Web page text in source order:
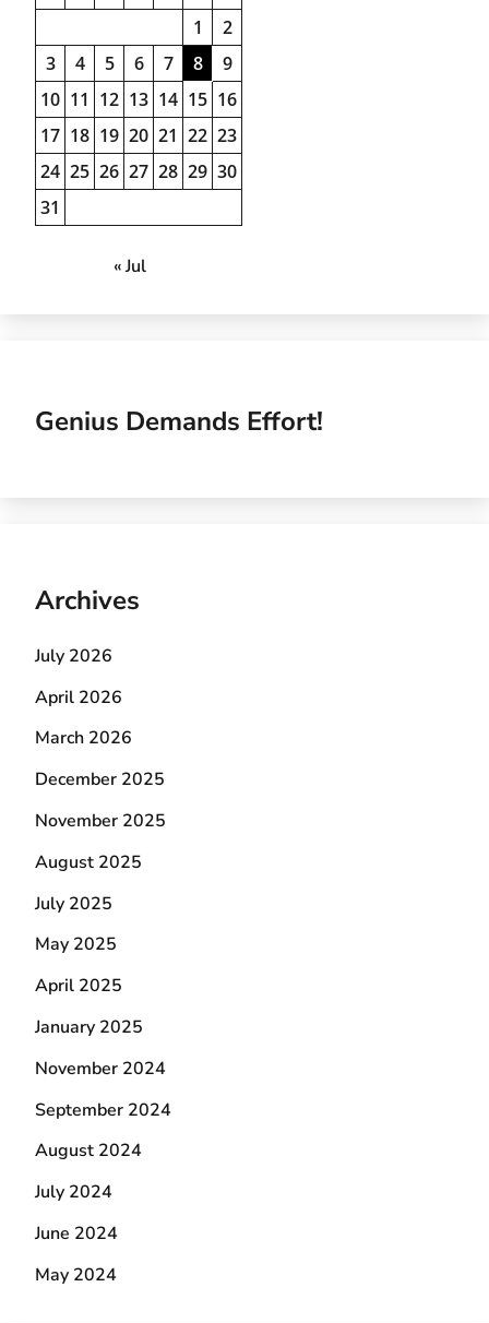
1
2
3
4 5 6 7 8
9
10 11 12 13 14 15 16
17 18 19 20 21 22 23
24 25 26 27 28 29 30
31
« Jul
Genius Demands Effort!
Archives
July 2026
April 2026
March 2026
December 2025
November 2025
August 2025
July 2025
May 2025
April 2025
January 2025
November 2024
September 2024
August 2024
July 2024
June 2024
May 2024